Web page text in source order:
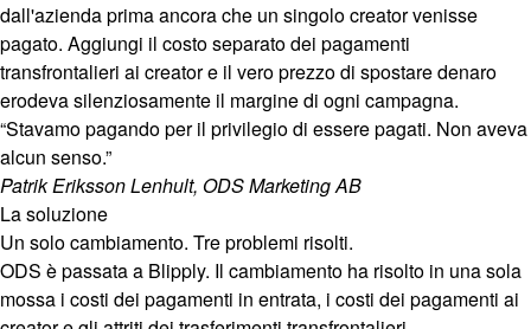
dall'azienda prima ancora che un singolo creator venisse
pagato. Aggiungi il costo separato dei pagamenti
transfrontalieri ai creator e il vero prezzo di spostare denaro
erodeva silenziosamente il margine di ogni campagna.
“Stavamo pagando per il privilegio di essere pagati. Non aveva
alcun senso.”
Patrik Eriksson Lenhult, ODS Marketing AB
La soluzione
Un solo cambiamento. Tre problemi risolti.
ODS è passata a Blipply. Il cambiamento ha risolto in una sola
mossa i costi dei pagamenti in entrata, i costi dei pagamenti ai